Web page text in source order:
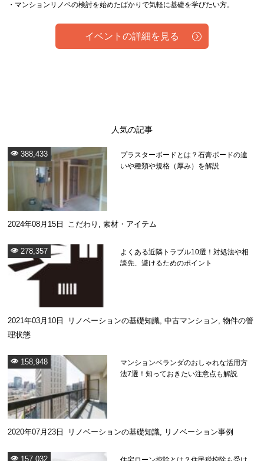
・マンションリノベの検討を始めたばかりで気軽に基礎を学びたい方。
イベントの詳細を見る
人気の記事
プラスターボードとは？石膏ボードの違
いや種類や規格（厚み）を解説
388,433
2024年08月15日 こだわり 素材・アイテム
よくある近隣トラブル10選！対処法や相
談先、避けるためのポイント
278,357
2021年03月10日 リノベーションの基礎知識, 中古マンション, 物件の管
理状態
マンションベランダのおしゃれな活用方
法7選！知っておきたい注意点も解説
158,948
2020年07月23日 リノベーションの基礎知識, リノベーション事例
157,032